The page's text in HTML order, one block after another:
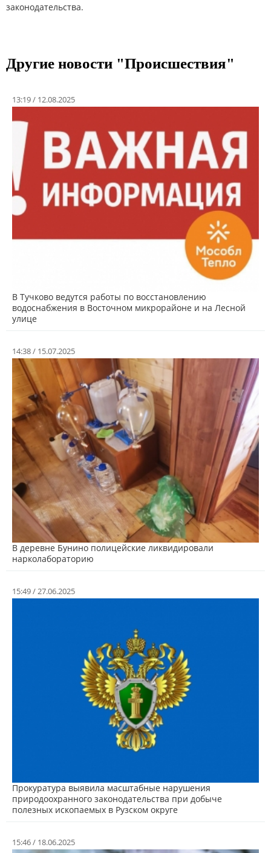
законодательства.
Другие новости "Проиcшествия"
13:19 / 12.08.2025
В Тучково ведутся работы по восстановлению
водоснабжения в Восточном микрорайоне и на Лесной
улице
14:38 / 15.07.2025
В деревне Бунино полицейские ликвидировали
нарколабораторию
15:49 / 27.06.2025
Прокуратура выявила масштабные нарушения
природоохранного законодательства при добыче
полезных ископаемых в Рузском округе
15:46 / 18.06.2025